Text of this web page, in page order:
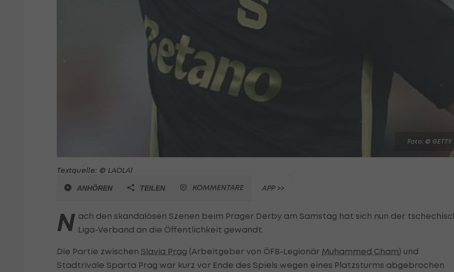
Foto: © GETTY
Textquelle: © LAOLA1
ANHÖREN TEILEN KOMMENTARE APP >>
N ach den skandalösen Szenen beim Prager Derby am Samstag hat sich nun der
Liga-Verband an die Öffentlichkeit gewandt.
Die Partie zwischen Slavia Prag (Arbeitgeber von ÖFB-Legionär Muhammed Cham) und
Stadtrivale Sparta Prag war kurz vor Ende des Spiels wegen eines Platzsturms abgebrochen